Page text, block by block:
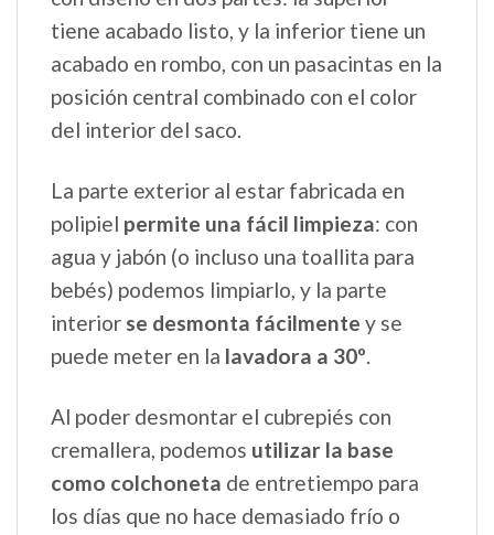
tiene acabado listo, y la inferior tiene un
acabado en rombo, con un pasacintas en la
posición central combinado con el color
del interior del saco.
La parte exterior al estar fabricada en
polipiel permite una fácil limpieza: con
agua y jabón (o incluso una toallita para
bebés) podemos limpiarlo, y la parte
interior se desmonta fácilmente y se
puede meter en la lavadora a 30º.
Al poder desmontar el cubrepiés con
cremallera, podemos utilizar la base
como colchoneta de entretiempo para
los días que no hace demasiado frío o